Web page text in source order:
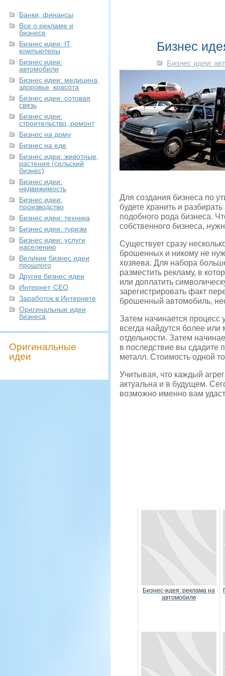
Банки, финансы
Все о рекламе и
бизнесе
Бизнес идеи: IT,
компьютеры
Бизнес идеи:
автомобили
Бизнес идеи: медицина,
здоровье, красота
Бизнес идеи: сотовая
связь
Бизнес идеи:
строительство, ремонт
Бизнес на дому
Бизнес на еде
Бизнес идеи: животные,
растения (сельский
бизнес)
Бизнес идеи:
недвижимость
Бизнес идеи:
производство
Бизнес идеи: техника
Бизнес идеи: туризм
Бизнес идеи: услуги
населению
Великие бизнес идеи
прошлого
Другие бизнес идеи
Интернет, СЕО
Заработок в Интернете
Оригинальные идеи
бизнеса
Оригинальные
идеи
Бизнес
Бизнес идеи:
Для создания бизнеса по
будете хранить и
подобного рода бизнеса.
собственного бизнеса,
Существует сразу
брошенных и никому не
хозяева. Для набора
разместить рекламу, в
или доплатить
зарегистрировать факт
брошенный автомобиль,
Затем начинается процесс
всегда найдутся более
отдельности. Затем
в последствие вы сдадите
металл. Стоимость одной
Учитывая, что каждый
актуальна и в будущем.
возможно именно вам
Бизнес-идея: реклама на
автомобиле